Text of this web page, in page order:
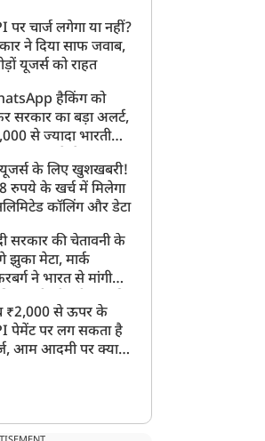
के
150 दिन से कहां गायब हैं
ईरान के नए सुप्रीम लीडर
मोजतबा खामेनेई? मोसाद-
तकनीक का इस्तेमाल
पर चार्ज लगेगा या नहीं?
ने दिया साफ जवाब,
यूजर्स को राहत
हैकिंग को
सरकार का बड़ा अलर्ट,
से ज्यादा भारतीयों
के लिए खुशखबरी!
रुपये के खर्च में मिलेगा
कॉलिंग और डेटा
सरकार की चेतावनी के
मेटा, मार्क
ने भारत से मांगी
₹2,000 से ऊपर के
पेमेंट पर लग सकता है
आम आदमी पर क्या